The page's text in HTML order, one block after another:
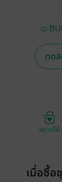
ทด
อยากได้
เมื่อซื้อ